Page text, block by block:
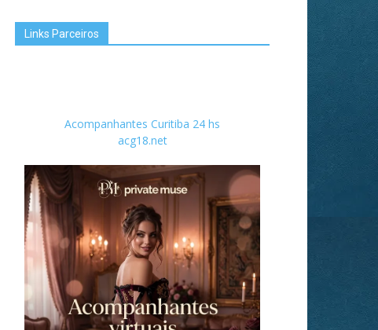
Links Parceiros
Acompanhantes Curitiba 24 hs
acg18.net